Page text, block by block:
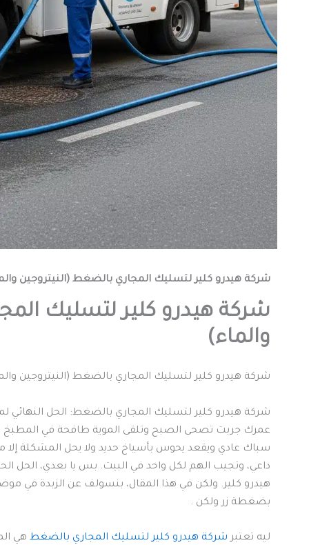
شركة هيدرو كلير لتسليك المجاري بالضغط (النيتروجين
شركة هيدرو كلير لتسليك
والماء)
شركة هيدرو كلير لتسليك المجاري بالضغط (النيتروجين
شركة هيدرو كلير لتسليك المجاري بالضغط: الحل
عمرك جربت تصحى الصبح وتلقى الموية طافحة في المطبخ
سباك عادي ويقعد يحوس بأسياخ حديد ولا يحل المشكلة إلا
داعي، وتجيب الهم لكل واحد في البيت. بس يا بعدي، الحل
هيدرو كلير. ولكن في هذا المقال، بنسولف عن الزبدة
بضغطة زر ولكن .
ليه تعتبر شركة هيدرو كلير لتسليك المجاري بالضغط هي